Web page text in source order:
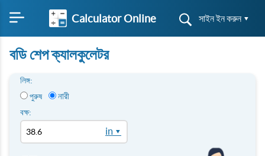
Calculator Online সাইন ইন করুন ▾
বডি শেপ ক্যালকুলেটর
লিঙ্গ:
পুরুষ
নারী
বক্ষ:
in ▾